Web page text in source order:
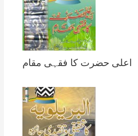
اعلی حضرت کا فقہی مقام